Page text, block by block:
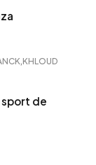
KHLOUD
sport de